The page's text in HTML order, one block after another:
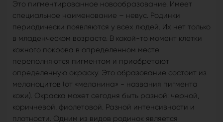
Это пигментированное новообразование. Имеет
специальное наименование – невус. Родинки
периодически появляются у всех людей. Их нет только
в младенческом возрасте. В какой-то момент клетки
кожного покрова в определенном месте
переполняются пигментом и приобретают
определенную окраску. Это образование состоит из
меланоцитов (от «меланина» - названия пигмента
кожи). Окраска может сегодня быть разной: черной,
коричневой, фиолетовой. Разной интенсивности и
плотности. Одним из видов родинок является